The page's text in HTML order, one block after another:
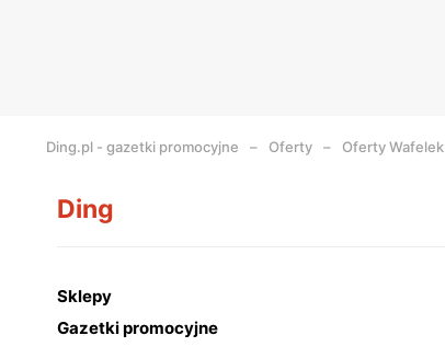
Ding.pl - gazetki promocyjne Oferty Oferty Wafelek
Ding
Sklepy
Gazetki promocyjne